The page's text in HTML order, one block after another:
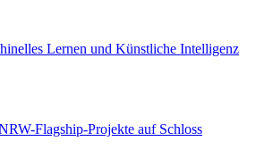
Lernen und Künstliche Intelligenz
Flagship-Projekte auf Schloss